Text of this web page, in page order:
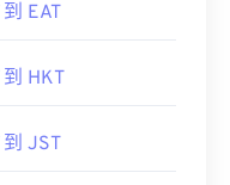
到 EAT
到 HKT
到 JST